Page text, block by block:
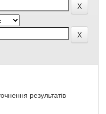
результатів